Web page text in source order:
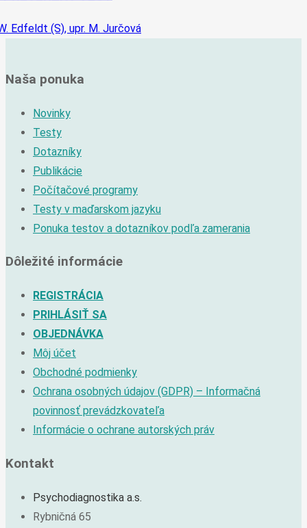
Edfeldt (S), upr. M. Jurčová
Naša ponuka
Novinky
Testy
Dotazníky
Publikácie
Počítačové programy
Testy v maďarskom jazyku
Ponuka testov a dotazníkov podľa zamerania
Dôležité informácie
REGISTRÁCIA
PRIHLÁSIŤ SA
OBJEDNÁVKA
Môj účet
Obchodné podmienky
Ochrana osobných údajov (GDPR) – Informačná
povinnosť prevádzkovateľa
Informácie o ochrane autorských práv
Kontakt
Psychodiagnostika a.s.
Rybničná 65